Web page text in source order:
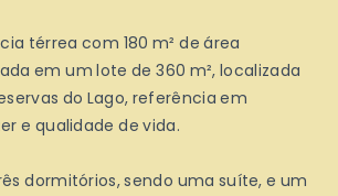
térrea com 180 m² de área
em um lote de 360 m², localizada
do Lago, referência em
e qualidade de vida.
dormitórios, sendo uma suíte, e um